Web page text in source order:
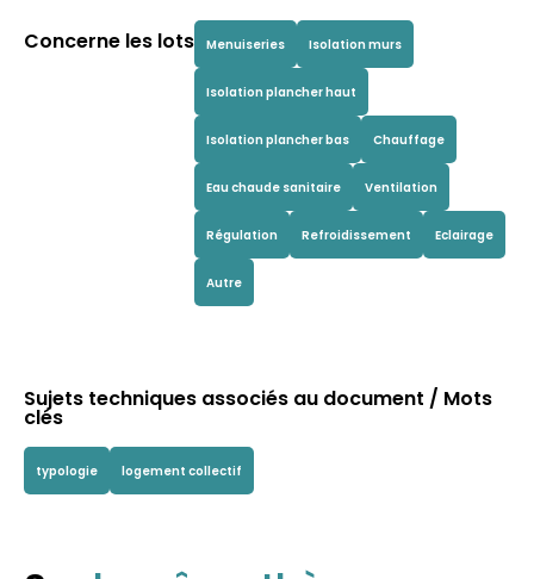
Concerne les lots Menuiseries Isolation murs
Isolation plancher haut
Isolation plancher bas Chauffage
Eau chaude sanitaire Ventilation
Régulation Refroidissement Eclairage
Autre
Sujets techniques associés au document / Mots
clés
typologie logement collectif